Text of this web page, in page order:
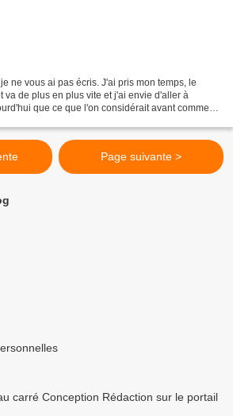
ne vous ai pas écris. J'ai pris mon temps, le
va de plus en plus vite et j'ai envie d'aller à
que ce que l'on considérait avant comme
Page suivante >
carré Conception Rédaction sur le portail